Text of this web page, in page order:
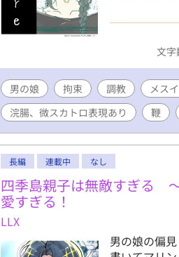
て、ミカさ
ゆく･･･ 基
でお送りし
を目指して
しています
こ」で作り
https://
文字
男の娘 拘束 調教 メス
浣腸、微スカトロ表現あり
鞭
長編 連載中 なし
四季島親子は無敵すぎる
愛すぎる！
LLX
男の娘の偏